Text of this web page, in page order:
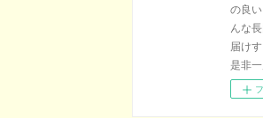
の良
んな
届け
是非